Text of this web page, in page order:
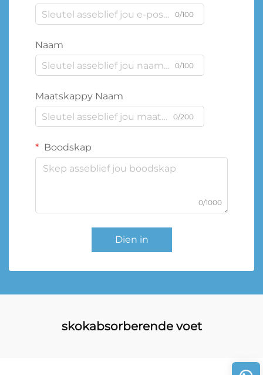
0/100
Naam
0/100
Maatskappy Naam
0/200
Boodskap
0/1000
Dien in
skokabsorberende voet